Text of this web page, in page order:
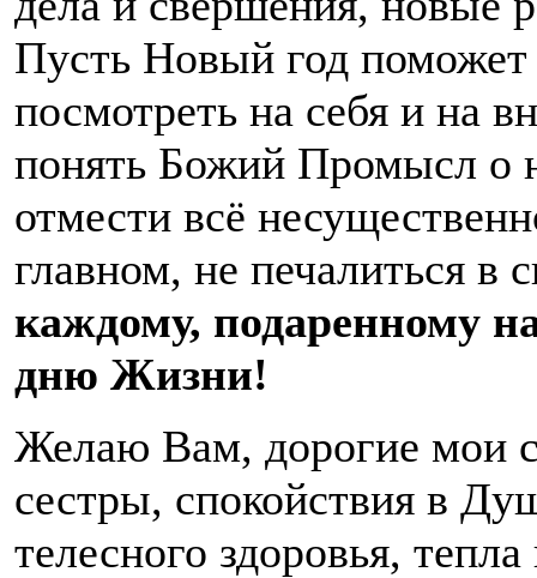
Пусть Новый год
посмотреть на себя и на
понять Божий Промысл о
отмести всё
главном, не печалиться в
каждому, подаренному
дню Жизни!
Желаю Вам, дорогие мои
сестры, спокойствия в
телесного здоровья,